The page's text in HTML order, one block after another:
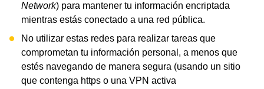
Network) para mantener tu información encriptada
mientras estás conectado a una red pública.
No utilizar estas redes para realizar tareas que
comprometan tu información personal, a menos que
estés navegando de manera segura (usando un sitio
que contenga https o una VPN activa